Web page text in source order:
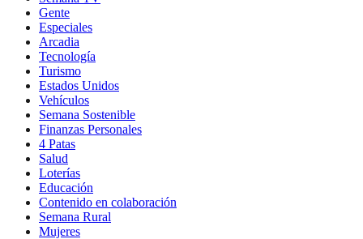
Gente
Especiales
Arcadia
Tecnología
Turismo
Estados Unidos
Vehículos
Semana Sostenible
Finanzas Personales
4 Patas
Salud
Loterías
Educación
Contenido en colaboración
Semana Rural
Mujeres